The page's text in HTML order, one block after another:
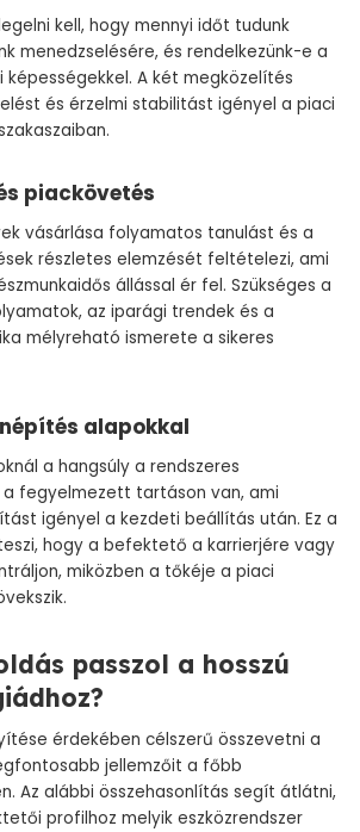
kell, hogy mennyi időt tudunk
menedzselésére, és rendelkezünk-e a
képességekkel. A két megközelítés
és érzelmi stabilitást igényel a piaci
piackövetés
vásárlása folyamatos tanulást és a
részletes elemzését feltételezi, ami
állással ér fel. Szükséges a
az iparági trendek és a
mélyreható ismerete a sikeres
alapokkal
a hangsúly a rendszeres
fegyelmezett tartáson van, ami
igényel a kezdeti beállítás után. Ez a
hogy a befektető a karrierjére vagy
miközben a tőkéje a piaci
passzol a hosszú
érdekében célszerű összevetni a
jellemzőit a főbb
Az alábbi összehasonlítás segít átlátni,
profilhoz melyik eszközrendszer